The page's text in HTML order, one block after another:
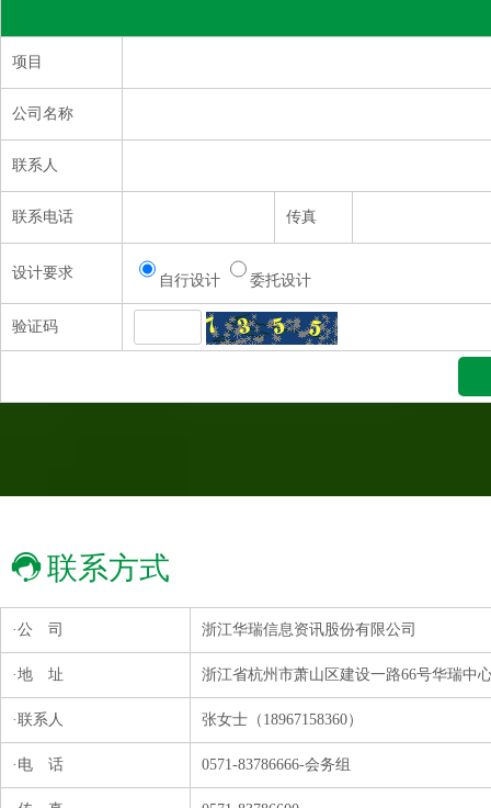
项目
公司名称
联系人
联系电话 传真
设计要求 自行设计 委托设计
验证码
联系方式
·公 司 浙江华瑞信息资讯股份有限公司
·地 址 浙江省杭州市萧山区建设一路66号华瑞中
·联系人 张女士（18967158360）
·电 话 0571-83786666-会务组